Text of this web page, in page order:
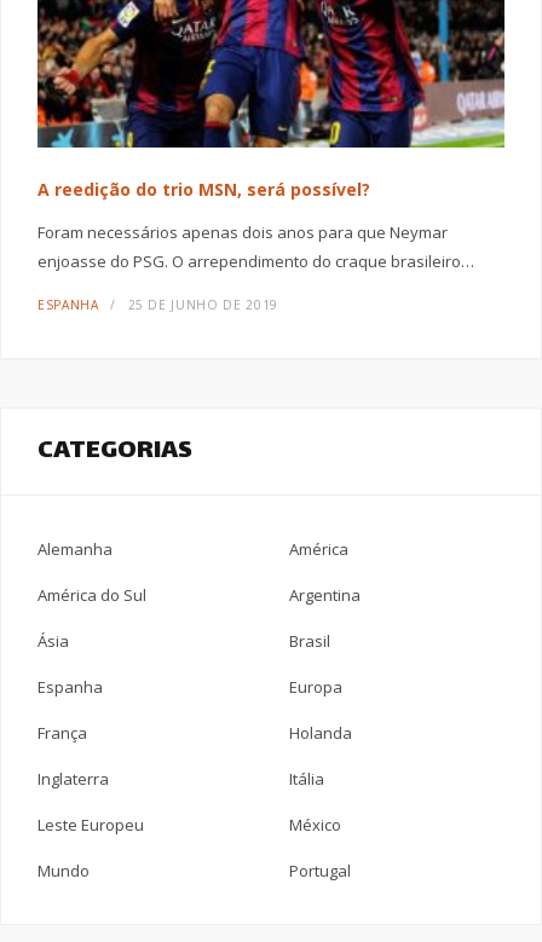
A reedição do trio MSN, será possível?
Foram necessários apenas dois anos para que Neymar
enjoasse do PSG. O arrependimento do craque brasileiro…
ESPANHA 25 DE JUNHO DE 2019
CATEGORIAS
Alemanha América
América do Sul Argentina
Ásia Brasil
Espanha Europa
França Holanda
Inglaterra Itália
Leste Europeu México
Mundo Portugal